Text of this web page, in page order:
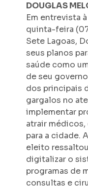
DOUGLAS
Em entrevista
quinta-feira
Sete Lagoas,
seus planos
saúde como
de seu
dos principais
gargalos no
implementar
atrair
para a cidade.
eleito
digitalizar o
programas de
consultas e